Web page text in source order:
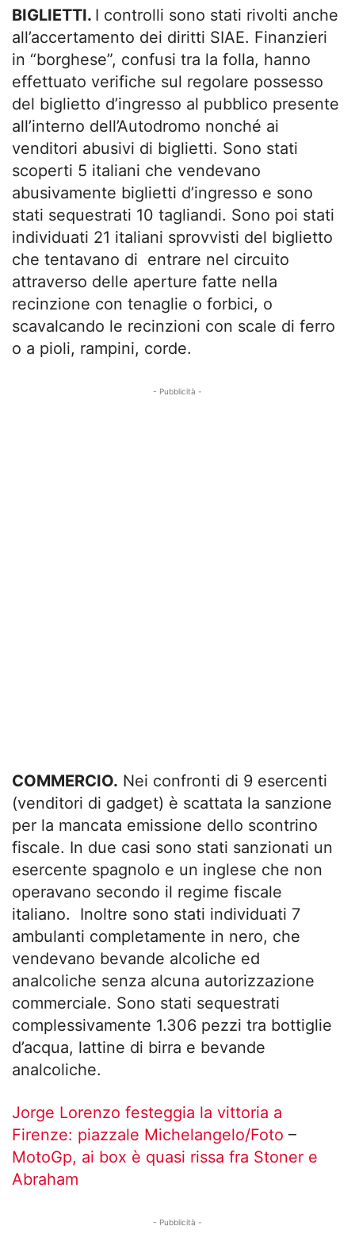
BIGLIETTI. I controlli sono stati rivolti anche
all’accertamento dei diritti SIAE. Finanzieri
in “borghese”, confusi tra la folla, hanno
effettuato verifiche sul regolare possesso
del biglietto d’ingresso al pubblico presente
all’interno dell’Autodromo nonché ai
venditori abusivi di biglietti. Sono stati
scoperti 5 italiani che vendevano
abusivamente biglietti d’ingresso e sono
stati sequestrati 10 tagliandi. Sono poi stati
individuati 21 italiani sprovvisti del biglietto
che tentavano di entrare nel circuito
attraverso delle aperture fatte nella
recinzione con tenaglie o forbici, o
scavalcando le recinzioni con scale di ferro
o a pioli, rampini, corde.
- Pubblicità -
COMMERCIO. Nei confronti di 9 esercenti
(venditori di gadget) è scattata la sanzione
per la mancata emissione dello scontrino
fiscale. In due casi sono stati sanzionati un
esercente spagnolo e un inglese che non
operavano secondo il regime fiscale
italiano. Inoltre sono stati individuati 7
ambulanti completamente in nero, che
vendevano bevande alcoliche ed
analcoliche senza alcuna autorizzazione
commerciale. Sono stati sequestrati
complessivamente 1.306 pezzi tra bottiglie
d’acqua, lattine di birra e bevande
analcoliche.
Jorge Lorenzo festeggia la vittoria a
Firenze: piazzale Michelangelo/Foto –
MotoGp, ai box è quasi rissa fra Stoner e
Abraham
- Pubblicità -